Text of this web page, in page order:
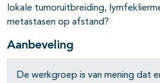
lokale tumoruitbreiding,
metastasen op afstand?
Aanbeveling
De werkgroep is van mening dat